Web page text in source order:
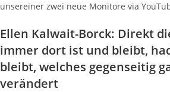
unsereiner zwei neue Monitore via
Ellen Kalwait-Borck: Direkt
immer dort ist und bleibt,
bleibt, welches gegenseitig
verändert